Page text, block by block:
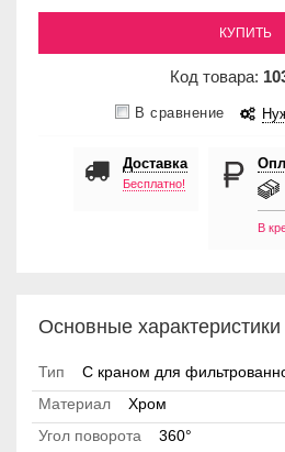
КУПИТЬ
Код товара:
В сравнение
Доставка
Бесплатно!
В
Основные характеристики
Тип
С краном для
Материал
Хром
Угол поворота
360°